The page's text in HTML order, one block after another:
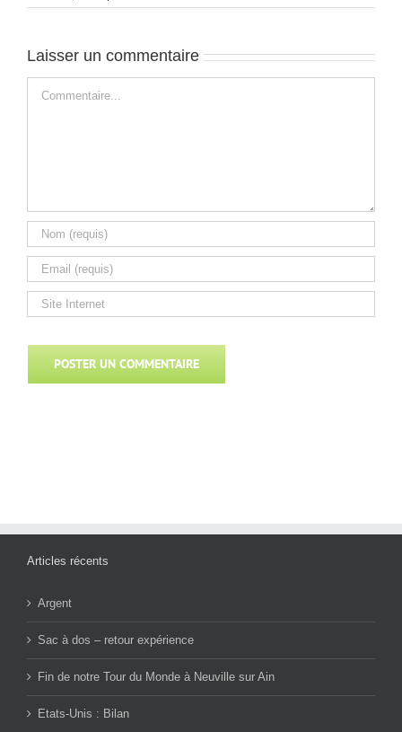
Laisser un commentaire
Articles récents
Argent
Sac à dos – retour expérience
Fin de notre Tour du Monde à Neuville sur Ain
Etats-Unis : Bilan